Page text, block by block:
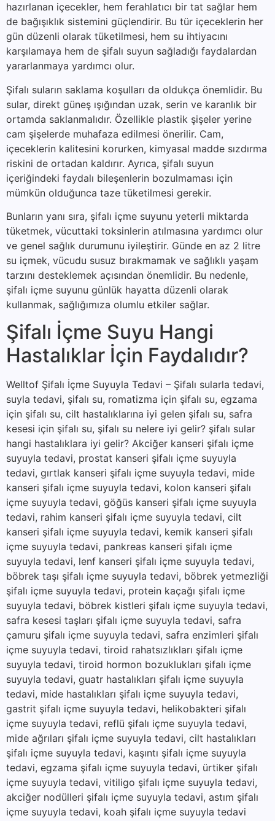
hazırlanan içecekler, hem ferahlatıcı bir tat sağlar hem
de bağışıklık sistemini güçlendirir. Bu tür içeceklerin her
gün düzenli olarak tüketilmesi, hem su ihtiyacını
karşılamaya hem de şifalı suyun sağladığı faydalardan
yararlanmaya yardımcı olur.
Şifalı suların saklama koşulları da oldukça önemlidir. Bu
sular, direkt güneş ışığından uzak, serin ve karanlık bir
ortamda saklanmalıdır. Özellikle plastik şişeler yerine
cam şişelerde muhafaza edilmesi önerilir. Cam,
içeceklerin kalitesini korurken, kimyasal madde sızdırma
riskini de ortadan kaldırır. Ayrıca, şifalı suyun
içeriğindeki faydalı bileşenlerin bozulmaması için
mümkün olduğunca taze tüketilmesi gerekir.
Bunların yanı sıra, şifalı içme suyunu yeterli miktarda
tüketmek, vücuttaki toksinlerin atılmasına yardımcı olur
ve genel sağlık durumunu iyileştirir. Günde en az 2 litre
su içmek, vücudu susuz bırakmamak ve sağlıklı yaşam
tarzını desteklemek açısından önemlidir. Bu nedenle,
şifalı içme suyunu günlük hayatta düzenli olarak
kullanmak, sağlığımıza olumlu etkiler sağlar.
Şifalı İçme Suyu Hangi
Hastalıklar İçin Faydalıdır?
Welltof Şifalı İçme Suyuyla Tedavi – Şifalı sularla tedavi,
suyla tedavi, şifalı su, romatizma için şifalı su, egzama
için şifalı su, cilt hastalıklarına iyi gelen şifalı su, safra
kesesi için şifalı su, şifalı su nelere iyi gelir? şifalı sular
hangi hastalıklara iyi gelir? Akciğer kanseri şifalı içme
suyuyla tedavi, prostat kanseri şifalı içme suyuyla
tedavi, gırtlak kanseri şifalı içme suyuyla tedavi, mide
kanseri şifalı içme suyuyla tedavi, kolon kanseri şifalı
içme suyuyla tedavi, göğüs kanseri şifalı içme suyuyla
tedavi, rahim kanseri şifalı içme suyuyla tedavi, cilt
kanseri şifalı içme suyuyla tedavi, kemik kanseri şifalı
içme suyuyla tedavi, pankreas kanseri şifalı içme
suyuyla tedavi, lenf kanseri şifalı içme suyuyla tedavi,
böbrek taşı şifalı içme suyuyla tedavi, böbrek yetmezliği
şifalı içme suyuyla tedavi, protein kaçağı şifalı içme
suyuyla tedavi, böbrek kistleri şifalı içme suyuyla tedavi,
safra kesesi taşları şifalı içme suyuyla tedavi, safra
çamuru şifalı içme suyuyla tedavi, safra enzimleri şifalı
içme suyuyla tedavi, tiroid rahatsızlıkları şifalı içme
suyuyla tedavi, tiroid hormon bozuklukları şifalı içme
suyuyla tedavi, guatr hastalıkları şifalı içme suyuyla
tedavi, mide hastalıkları şifalı içme suyuyla tedavi,
gastrit şifalı içme suyuyla tedavi, helikobakteri şifalı
içme suyuyla tedavi, reflü şifalı içme suyuyla tedavi,
mide ağrıları şifalı içme suyuyla tedavi, cilt hastalıkları
şifalı içme suyuyla tedavi, kaşıntı şifalı içme suyuyla
tedavi, egzama şifalı içme suyuyla tedavi, ürtiker şifalı
içme suyuyla tedavi, vitiligo şifalı içme suyuyla tedavi,
akciğer nodülleri şifalı içme suyuyla tedavi, astım şifalı
içme suyuyla tedavi, koah şifalı içme suyuyla tedavi